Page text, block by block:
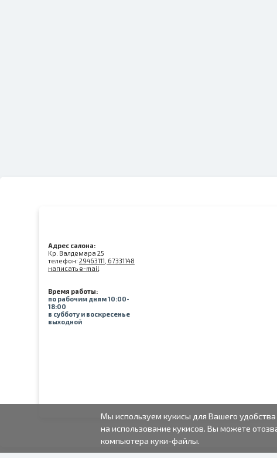
Адрес салона:
Kр. Валдемара 25
телефон: 29463111, 67331148
написать e-mail
Время работы:
по рабочим дням 10:00-
18:00
в субботу и воскресенье
выходной
Мы используем кукисы для Вашего
на использование кукисов. Вы можете
компьютера куки-файлы.